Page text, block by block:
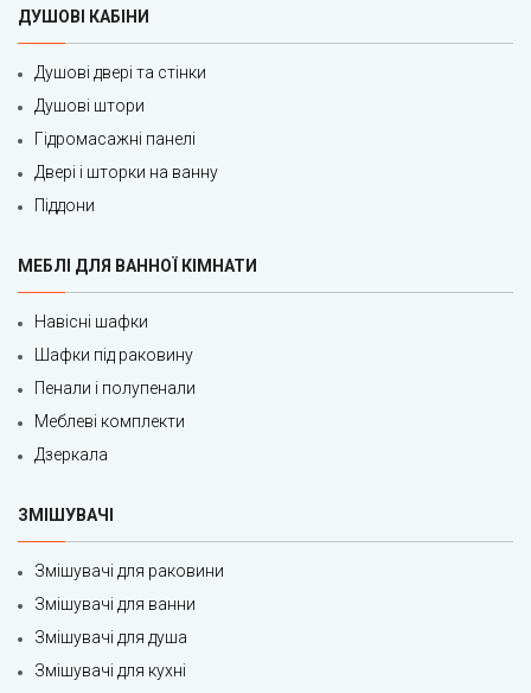
ДУШОВІ КАБІНИ
Душові двері та стінки
Душові штори
Гідромасажні панелі
Двері і шторки на ванну
Піддони
МЕБЛІ ДЛЯ ВАННОЇ КІМНАТИ
Навісні шафки
Шафки під раковину
Пенали і полупенали
Меблеві комплекти
Дзеркала
ЗМІШУВАЧІ
Змішувачі для раковини
Змішувачі для ванни
Змішувачі для душа
Змішувачі для кухні